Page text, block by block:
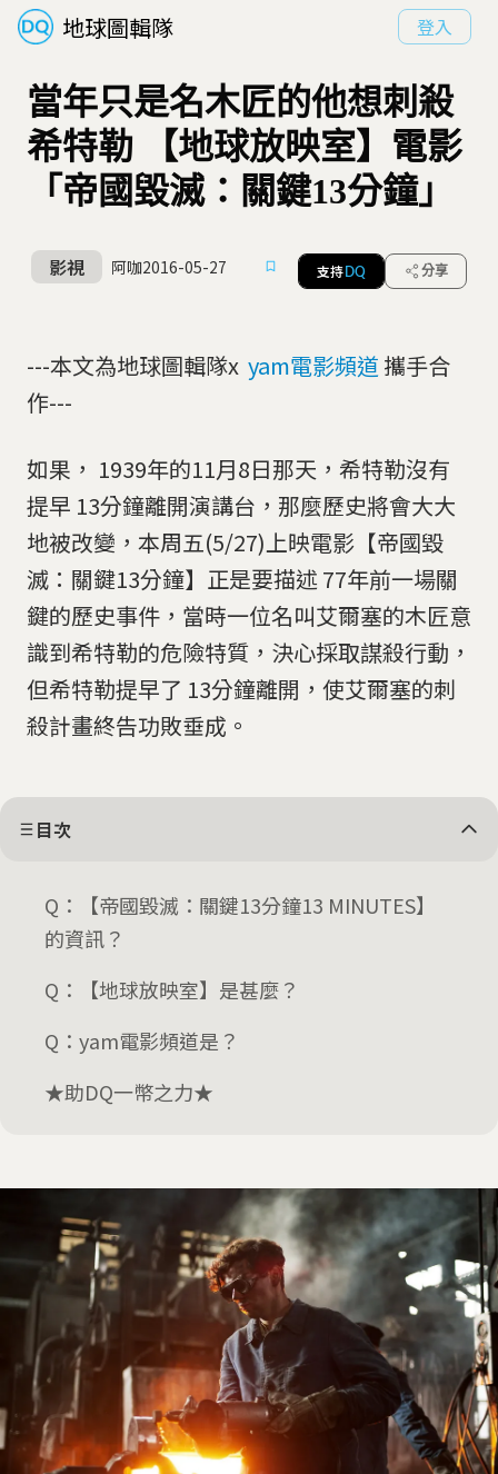
地球圖輯隊 登入
當年只是名木匠的他想刺殺
希特勒 【地球放映室】電影
「帝國毀滅：關鍵13分鐘」
影視 阿咖2016-05-27 支持 DQ 分享
---本文為地球圖輯隊x yam電影頻道 攜手合
作---
如果， 1939年的11月8日那天，希特勒沒有
提早 13分鐘離開演講台，那麼歷史將會大大
地被改變，本周五(5/27)上映電影【帝國毀
滅：關鍵13分鐘】正是要描述 77年前一場關
鍵的歷史事件，當時一位名叫艾爾塞的木匠意
識到希特勒的危險特質，決心採取謀殺行動，
但希特勒提早了 13分鐘離開，使艾爾塞的刺
殺計畫終告功敗垂成。
目次
Q：【帝國毀滅：關鍵13分鐘13 MINUTES】
的資訊？
Q：【地球放映室】是甚麼？
Q：yam電影頻道是？
★助DQ一幣之力★